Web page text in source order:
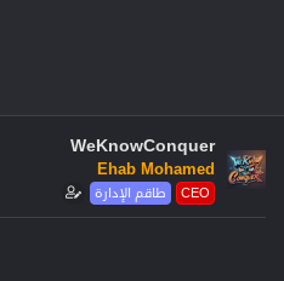
WeKnowConquer
Ehab Mohamed
طاقم الإدارة CEO